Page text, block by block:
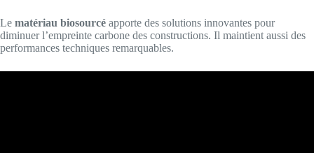
Le matériau biosourcé apporte des solutions innovantes pour
diminuer l’empreinte carbone des constructions. Il maintient aussi des
performances techniques remarquables.